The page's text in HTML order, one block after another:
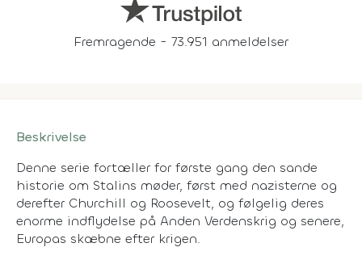
Fremragende - 73.951 anmeldelser
Beskrivelse
Denne serie fortæller for første gang den sande
historie om Stalins møder, først med nazisterne og
derefter Churchill og Roosevelt, og følgelig deres
enorme indflydelse på Anden Verdenskrig og senere,
Europas skæbne efter krigen.